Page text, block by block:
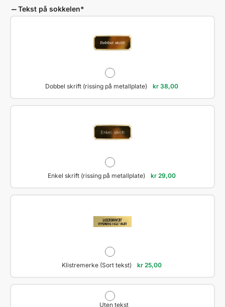
Tekst på sokkelen*
Dobbel skrift (rissing på metallplate) kr 38,00
Enkel skrift (rissing på metallplate) kr 29,00
Klistremerke (Sort tekst) kr 25,00
Uten tekst